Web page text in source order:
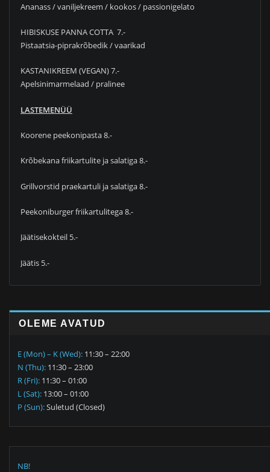
Ananass / vaniljekreem / kookos / passionigelato
HIBISKUSE PANNA COTTA 7.-
Pistaatsia-piprakrõbedik / vaarikad
KASTANIKREEM (VEGAN) 7.-
Apelsinimarmelaad / pralinee
LASTEMENÜÜ
Koorene peekonipasta 8.-
Krõbekana friikartulite ja salatiga 8.-
Grillvorstid praekartuli ja salatiga 8.-
Peekoniburger friikartulitega 8.-
Jäätisekokteil 5.-
Jäätis 5.-
OLEME AVATUD
E (Mon) – K (Wed): 11:30 – 22:00
N (Thu): 11:30 – 23:00
R (Fri): 11:30 – 01:00
L (Sat): 13:00 – 01:00
P (Sun):Suletud (Closed)
NB!